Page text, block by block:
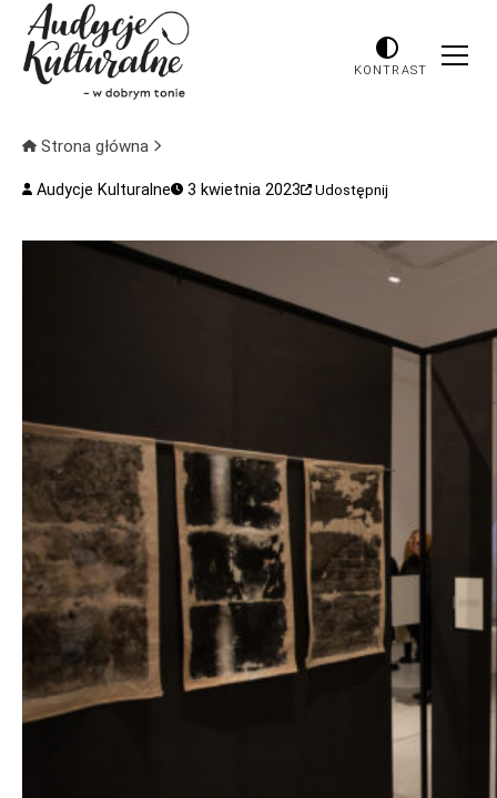
KONTRAST
Strona główna
Audycje Kulturalne 3 kwietnia 2023 Udostępnij